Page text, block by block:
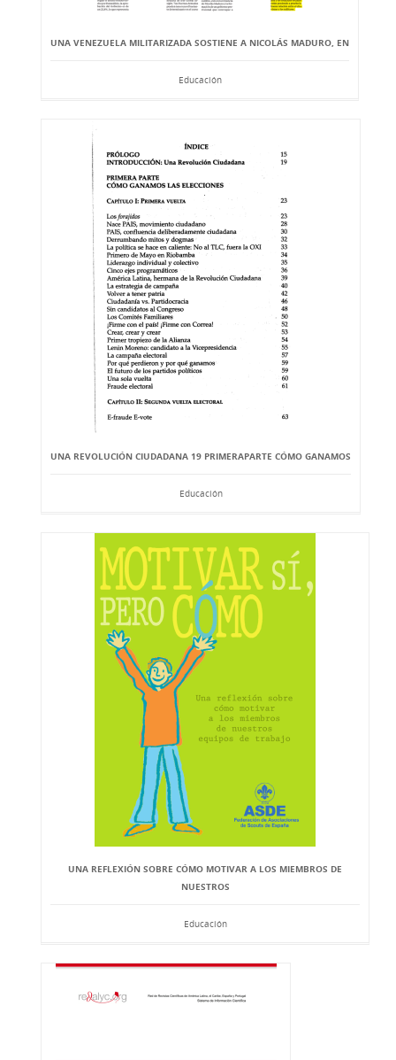
UNA VENEZUELA MILITARIZADA SOSTIENE A NICOLÁS MADURO, EN
Educación
UNA REVOLUCIÓN CIUDADANA 19 PRIMERAPARTE CÓMO GANAMOS
Educación
UNA REFLEXIÓN SOBRE CÓMO MOTIVAR A LOS MIEMBROS DE
NUESTROS
Educación